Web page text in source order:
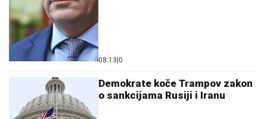
08:13|0
Demokrate koče Trampov zakon
o sankcijama Rusiji i Iranu